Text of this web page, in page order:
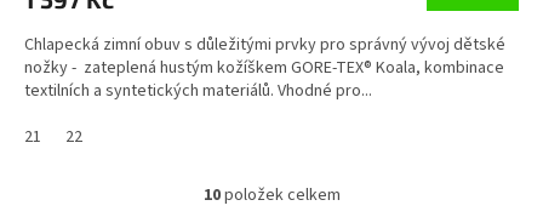
Chlapecká zimní obuv s důležitými prvky pro správný vývoj dětské
nožky - zateplená hustým kožíškem GORE-TEX® Koala, kombinace
textilních a syntetických materiálů. Vhodné pro...
21
22
O
10položek celkem